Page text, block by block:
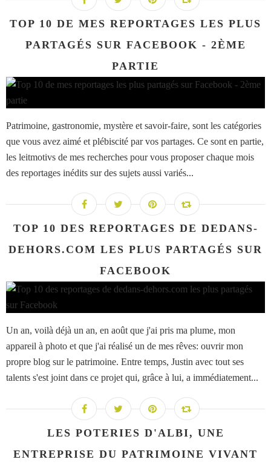
TOP 10 DE MES REPORTAGES LES PLUS
PARTAGÉS SUR FACEBOOK - 2ÈME
PARTIE
Patrimoine, gastronomie, mystère et savoir-faire, sont les catégories
que vous avez aimé et plébiscité par vos partages. Ce sont en partie,
les leitmotivs de mes recherches pour vous proposer chaque mois
des reportages inédits sur des sujets aussi variés...
TOP 10 DES REPORTAGES DE DEDANS-
DEHORS.COM LES PLUS PARTAGÉS SUR
FACEBOOK
Un an, voilà déjà un an, en août que j'ai pris ma plume, mon
appareil à photo et que j'ai réalisé un de mes rêves: ouvrir mon
propre blog sur le patrimoine. Entre temps, Justin avec tout ses
talents s'est joint dans ce projet qui, grâce à lui, a immédiatement...
LES POTERIES D'ALBI, UNE
ENTREPRISE DU PATRIMOINE VIVANT